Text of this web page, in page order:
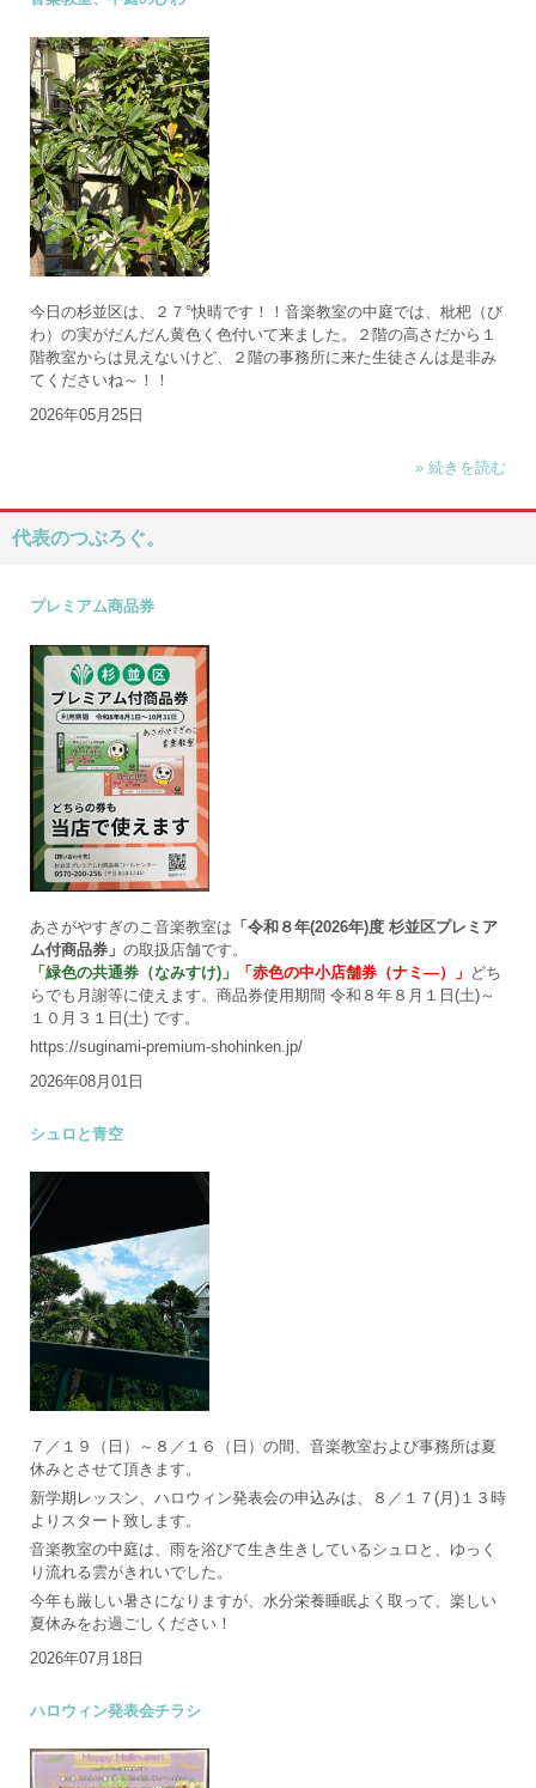
今日の杉並区は、２７°快晴です！！音楽教室の中庭では、枇杷（び
わ）の実がだんだん黄色く色付いて来ました。２階の高さだから１
階教室からは見えないけど、２階の事務所に来た生徒さんは是非み
てくださいね～！！
2026年05月25日
» 続きを読む
代表のつぶろぐ。
プレミアム商品券
あさがやすぎのこ音楽教室は 「令和８年(2026年)度 杉並区プレミア
ム付商品券」 の取扱店舗です。
「緑色の共通券（なみすけ)」
「赤色の中小店舗券（ナミ―）」 どち
らでも月謝等に使えます。商品券使用期間 令和８年８月１日(土)～
１０月３１日(土) です。
https://suginami-premium-shohinken.jp/
2026年08月01日
シュロと青空
７／１９（日）～８／１６（日）の間、音楽教室および事務所は夏
休みとさせて頂きます。
新学期レッスン、ハロウィン発表会の申込みは、８／１７(月)１３時
よりスタート致します。
音楽教室の中庭は、雨を浴びて生き生きしているシュロと、ゆっく
り流れる雲がきれいでした。
今年も厳しい暑さになりますが、水分栄養睡眠よく取って、楽しい
夏休みをお過ごしください！
2026年07月18日
ハロウィン発表会チラシ